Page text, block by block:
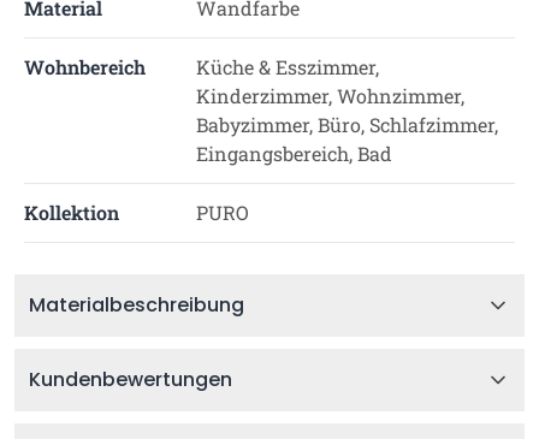
Material Wandfarbe
Wohnbereich
Küche & Esszimmer,
Kinderzimmer, Wohnzimmer,
Babyzimmer, Büro, Schlafzimmer,
Eingangsbereich, Bad
Kollektion PURO
Materialbeschreibung
Kundenbewertungen